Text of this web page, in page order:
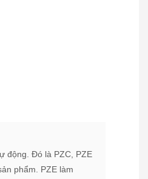
động. Đó là PZC, PZE
phẩm. PZE làm